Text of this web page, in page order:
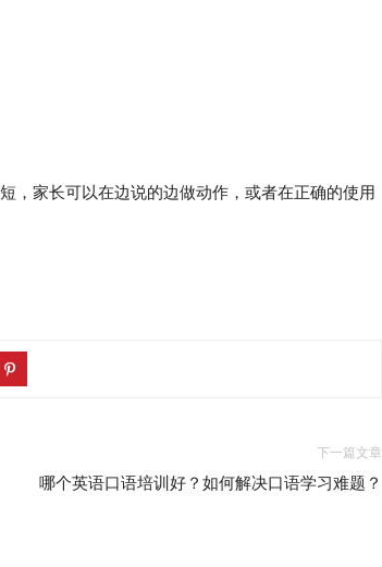
家长可以在边说的边做动作，或者在正确的使用
下一篇文章
哪个英语口语培训好？如何解决口语学习难题？